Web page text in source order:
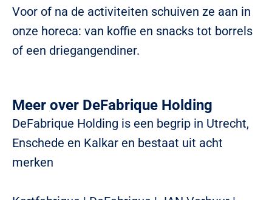
Voor of na de activiteiten schuiven ze aan in
onze horeca: van koffie en snacks tot borrels
of een driegangendiner.
Meer over DeFabrique Holding
DeFabrique Holding is een begrip in Utrecht,
Enschede en Kalkar en bestaat uit acht
merken